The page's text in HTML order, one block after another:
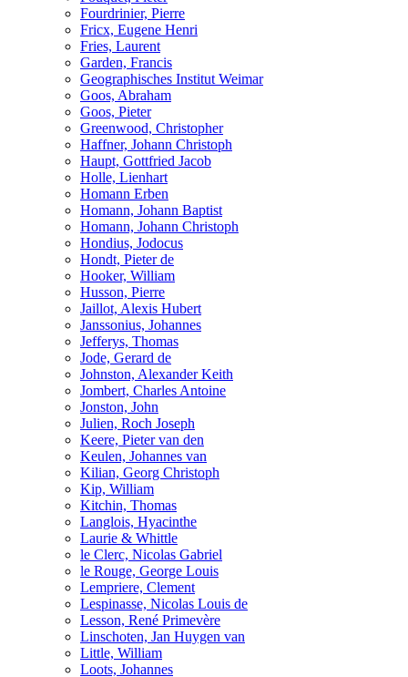
Fourdrinier, Pierre
Fricx, Eugene Henri
Fries, Laurent
Garden, Francis
Geographisches Institut Weimar
Goos, Abraham
Goos, Pieter
Greenwood, Christopher
Haffner, Johann Christoph
Haupt, Gottfried Jacob
Holle, Lienhart
Homann Erben
Homann, Johann Baptist
Homann, Johann Christoph
Hondius, Jodocus
Hondt, Pieter de
Hooker, William
Husson, Pierre
Jaillot, Alexis Hubert
Janssonius, Johannes
Jefferys, Thomas
Jode, Gerard de
Johnston, Alexander Keith
Jombert, Charles Antoine
Jonston, John
Julien, Roch Joseph
Keere, Pieter van den
Keulen, Johannes van
Kilian, Georg Christoph
Kip, William
Kitchin, Thomas
Langlois, Hyacinthe
Laurie & Whittle
le Clerc, Nicolas Gabriel
le Rouge, George Louis
Lempriere, Clement
Lespinasse, Nicolas Louis de
Lesson, René Primevère
Linschoten, Jan Huygen van
Little, William
Loots, Johannes